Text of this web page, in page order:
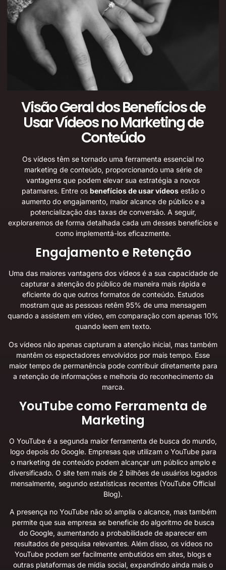
Visão Geral dos Benefícios de
Usar Vídeos no Marketing de
Conteúdo
Os vídeos têm se tornado uma ferramenta essencial no
marketing de conteúdo, proporcionando uma série de
vantagens que podem elevar sua estratégia a novos
patamares. Entre os benefícios de usar vídeosestão o
aumento do engajamento, maior alcance de público e a
potencialização das taxas de conversão. A seguir,
exploraremos de forma detalhada cada um desses benefícios e
como implementá-los eficazmente.
Engajamento e Retenção
Uma das maiores vantagens dos vídeos é a sua capacidade de
capturar a atenção do público de maneira mais rápida e
eficiente do que outros formatos de conteúdo. Estudos
mostram que as pessoas retêm 95% de uma mensagem
quando a assistem em vídeo, em comparação com apenas 10%
quando leem em texto.
Os vídeos não apenas capturam a atenção inicial, mas também
mantêm os espectadores envolvidos por mais tempo. Esse
maior tempo de permanência pode contribuir diretamente para
a retenção de informações e melhoria do reconhecimento da
marca.
YouTube como Ferramenta de
Marketing
O YouTube é a segunda maior ferramenta de busca do mundo,
logo depois do Google. Empresas que utilizam o YouTube para
o marketing de conteúdo podem alcançar um público amplo e
diversificado. O site tem mais de 2 bilhões de usuários logados
mensalmente, segundo estatísticas recentes (YouTube Official
Blog).
A presença no YouTube não só amplia o alcance, mas também
permite que sua empresa se beneficie do algoritmo de busca
do Google, aumentando a probabilidade de aparecer em
resultados de pesquisa relevantes. Além disso, os vídeos no
YouTube podem ser facilmente embutidos em sites, blogs e
outras plataformas de mídia social, expandindo ainda mais o